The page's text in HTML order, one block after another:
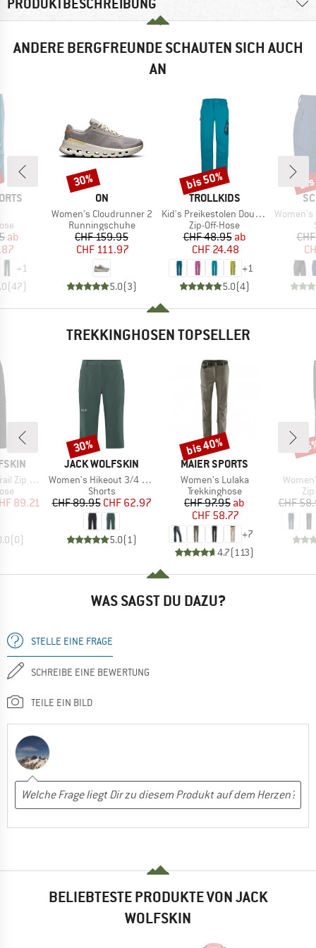
PRODUKTBESCHREIBUNG
ANDERE BERGFREUNDE SCHAUTEN SICH AUCH
AN
Preis
ab
+1
(47)
MARKE
ON
Artikel
Women's Cloudrunner 2
Produktgruppe
Runningschuhe
Preis
CHF 159.95reduzierter Preis
CHF 111.97
5.0(3)
Rabatt
30%
MARKE
TROLLKIDS
Artikel
Kid's Preikestolen Double Zip-Off Pants
Produktgruppe
Zip-Off-Hose
Preis
CHF 48.95reduzierter Preis
ab
CHF 24.48
+1
5.0(4)
Rabatt
bis 50%
Artikel
Women's
TREKKINGHOSEN TOPSELLER
Pants
Preis
89.21
(0)
MARKE
JACK WOLFSKIN
Artikel
Women's Hikeout 3/4 Pants
Produktgruppe
Shorts
Preis
CHF 89.95reduzierter Preis
CHF 62.97
5.0(1)
Rabatt
30%
MARKE
MAIER SPORTS
Artikel
Women's Lulaka
Produktgruppe
Trekkinghose
Preis
CHF 97.95reduzierter Preis
ab
CHF 58.77
+7
4.7(113)
Rabatt
bis 40%
Artikel
CHF
WAS SAGST DU DAZU?
STELLE EINE FRAGE
SCHREIBE EINE BEWERTUNG
TEILE EIN BILD
BELIEBTESTE PRODUKTE VON JACK
WOLFSKIN